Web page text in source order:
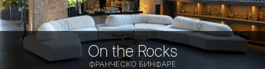
On the Rocks
ФРАНЧЕСКО БИНФАРЕ